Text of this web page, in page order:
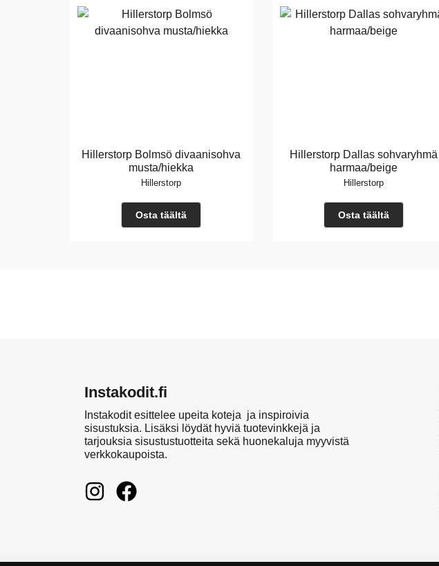
Hillerstorp Bolmsö divaanisohva
musta/hiekka
Hillerstorp
Osta täältä
Hillerstorp Dallas sohvaryhmä
harmaa/beige
Hillerstorp
Osta täältä
Instakodit.fi
Instakodit esittelee upeita koteja ja inspiroivia
sisustuksia. Lisäksi löydät hyviä tuotevinkkejä ja
tarjouksia sisustustuotteita sekä huonekaluja myyvistä
verkkokaupoista.